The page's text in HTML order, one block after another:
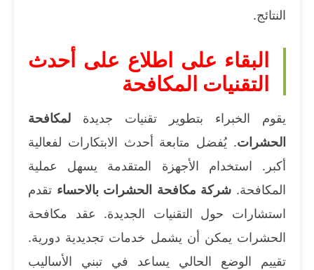
النتائج.
البقاء على اطلاع على أحدث
التقنيات المكافحة
يقوم الخبراء بتطوير تقنيات جديدة لمكافحة
الحشرات. يُفضل متابعة أحدث الابتكارات لفعالية
أكبر. استخدام الأجهزة المتقدمة يسهل عملية
المكافحة. شركة مكافحة الحشرات بالاحساء تقدم
استشارات حول التقنيات الجديدة. عقد مكافحة
الحشرات يمكن أن يشمل خدمات تجديدية دورية.
تقييم الوضع الحالي يساعد في تبني الأساليب